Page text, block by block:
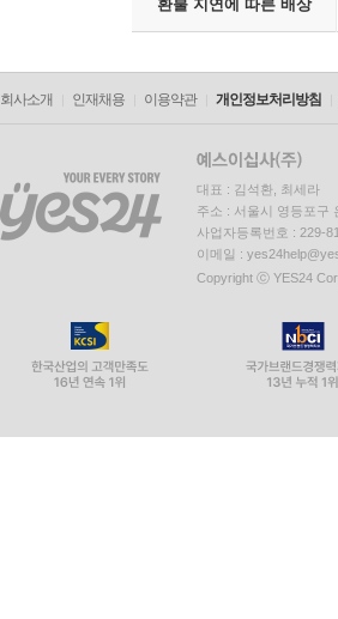
환불 지연에 따른 배상
회사소개 인재채용 이용약관 개인정보처리방침
대표 : 김석환, 최세라
주소 : 서울시 영등포구
사업자등록번호 : 229-
이메일 :
Copyright ⓒ YES24